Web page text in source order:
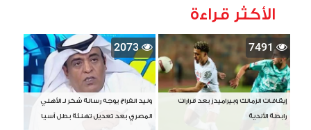
الأكثر قراءة
7491
إيقافات الزمالك وبيراميدز بعد قرارات
رابطة الأندية
2073
وليد الفراج يوجه رسالة شكر لـ الأهلي
المصري بعد تعديل تهنئة بطل آسيا